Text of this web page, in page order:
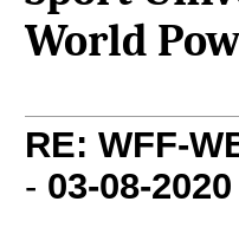
World
RE: WFF-
- 03-08-2020